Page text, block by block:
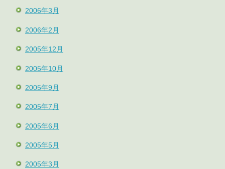
2006年3月
2006年2月
2005年12月
2005年10月
2005年9月
2005年7月
2005年6月
2005年5月
2005年3月